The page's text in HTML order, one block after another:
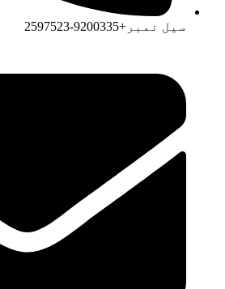
سیل نمبر+9200335-2597523